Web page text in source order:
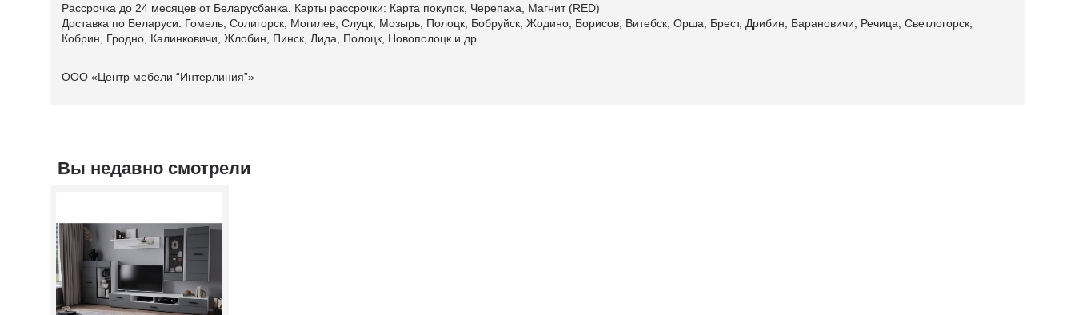
Рассрочка до 24 месяцев от Беларусбанка. Карты рассрочки: Карта покупок, Черепаха, Магнит (RED)
Доставка по Беларуси: Гомель, Солигорск, Могилев, Слуцк, Мозырь, Полоцк, Бобруйск, Жодино, Борисов, Витебск, Орша, Брест, Дрибин, Барановичи, Речица, Светлогорск,
Кобрин, Гродно, Калинковичи, Жлобин, Пинск, Лида, Полоцк, Новополоцк и др
ООО «Центр мебели “Интерлиния”»
Вы недавно смотрели